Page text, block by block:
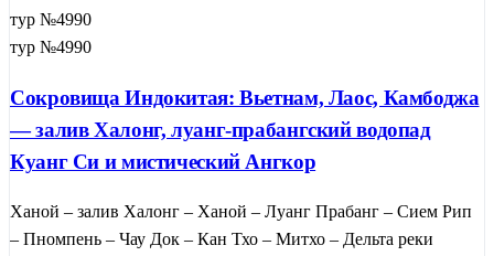
тур №4990
тур №4990
Сокровища Индокитая: Вьетнам, Лаос, Камбоджа
— залив Халонг, луанг-прабангский водопад
Куанг Си и мистический Ангкор
Ханой – залив Халонг – Ханой – Луанг Прабанг – Сием Рип
– Пномпень – Чау Док – Кан Тхо – Митхо – Дельта реки